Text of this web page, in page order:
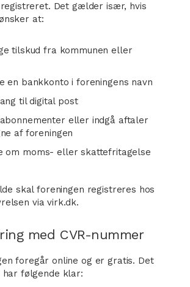
Det gælder især, hvis
at:
tilskud fra kommunen eller
en bankkonto i foreningens navn
til digital post
abonnementer eller indgå aftaler
af foreningen
om moms- eller skattefritagelse
skal foreningen registreres hos
via virk.dk.
med CVR-nummer
foregår online og er gratis. Det
følgende klar: